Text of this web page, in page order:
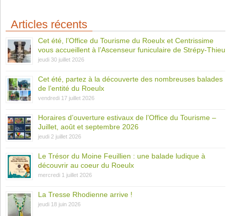
Articles récents
Cet été, l’Office du Tourisme du Roeulx et Centrissime
vous accueillent à l’Ascenseur funiculaire de Strépy-Thieu
jeudi 30 juillet 2026
Cet été, partez à la découverte des nombreuses balades
de l’entité du Roeulx
vendredi 17 juillet 2026
Horaires d’ouverture estivaux de l’Office du Tourisme –
Juillet, août et septembre 2026
jeudi 2 juillet 2026
Le Trésor du Moine Feuillien : une balade ludique à
découvrir au coeur du Roeulx
mercredi 1 juillet 2026
La Tresse Rhodienne arrive !
jeudi 18 juin 2026